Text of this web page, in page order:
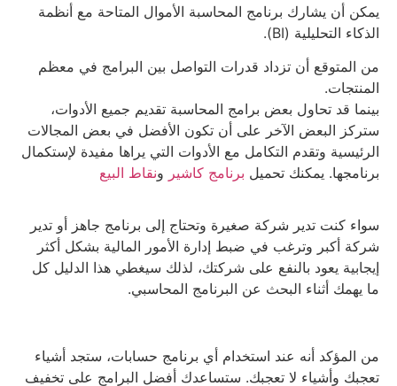
يمكن أن يشارك برنامج المحاسبة الأموال المتاحة مع أنظمة
الذكاء التحليلية (BI).
من المتوقع أن تزداد قدرات التواصل بين البرامج في معظم
المنتجات.
بينما قد تحاول بعض برامج المحاسبة تقديم جميع الأدوات،
ستركز البعض الآخر على أن تكون الأفضل في بعض المجالات
الرئيسية وتقدم التكامل مع الأدوات التي يراها مفيدة لإستكمال
برنامجها. يمكنك تحميل برنامج كاشير ونقاط البيع
سواء كنت تدير شركة صغيرة وتحتاج إلى برنامج جاهز أو تدير
شركة أكبر وترغب في ضبط إدارة الأمور المالية بشكل أكثر
إيجابية يعود بالنفع على شركتك، لذلك سيغطي هذا الدليل كل
ما يهمك أثناء البحث عن البرنامج المحاسبي.
من المؤكد أنه عند استخدام أي برنامج حسابات، ستجد أشياء
تعجبك وأشياء لا تعجبك. ستساعدك أفضل البرامج على تخفيف